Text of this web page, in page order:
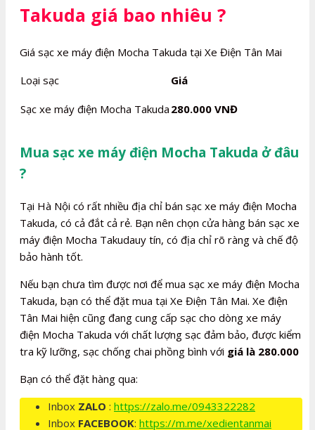
Takuda giá bao nhiêu ?
Giá sạc xe máy điện Mocha Takuda tại Xe Điện Tân Mai
Loại sạc
Giá
Sạc xe máy điện Mocha Takuda 280.000 VNĐ
Mua sạc xe máy điện Mocha Takuda ở đâu
?
Tại Hà Nội có rất nhiều địa chỉ bán sạc xe máy điện Mocha
Takuda, có cả đắt cả rẻ. Bạn nên chọn cửa hàng bán sạc xe
máy điện Mocha Takudauy tín, có địa chỉ rõ ràng và chế độ
bảo hành tốt.
Nếu bạn chưa tìm được nơi để mua sạc xe máy điện Mocha
Takuda, bạn có thể đặt mua tại Xe Điện Tân Mai. Xe điện
Tân Mai hiện cũng đang cung cấp sạc cho dòng xe máy
điện Mocha Takuda với chất lượng sạc đảm bảo, được kiểm
tra kỹ lưỡng, sạc chống chai phồng bình với giá là 280.000
Bạn có thể đặt hàng qua:
Inbox ZALO : https://zalo.me/0943322282
Inbox FACEBOOK: https://m.me/xedientanmai